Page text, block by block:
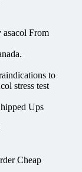
asacol From
to
stress test
Ups
Cheap